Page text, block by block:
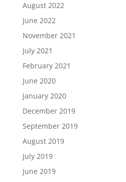
August 2022
June 2022
November 2021
July 2021
February 2021
June 2020
January 2020
December 2019
September 2019
August 2019
July 2019
June 2019